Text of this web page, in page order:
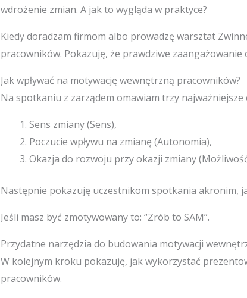
wdrożenie zmian. A jak to wygląda w praktyce?
Kiedy doradzam firmom albo prowadzę warsztat
pracowników. Pokazuję, że prawdziwe
Jak wpływać na motywację wewnętrzną pracowników?
Na spotkaniu z zarządem omawiam trzy
Sens zmiany (Sens),
Poczucie wpływu na zmianę (Autonomia),
Okazja do rozwoju przy okazji zmiany
Następnie pokazuję uczestnikom spotkania akronim,
Jeśli masz być zmotywowany to: “Zrób to SAM”.
Przydatne narzędzia do budowania motywacji
W kolejnym kroku pokazuję, jak wykorzystać
pracowników.